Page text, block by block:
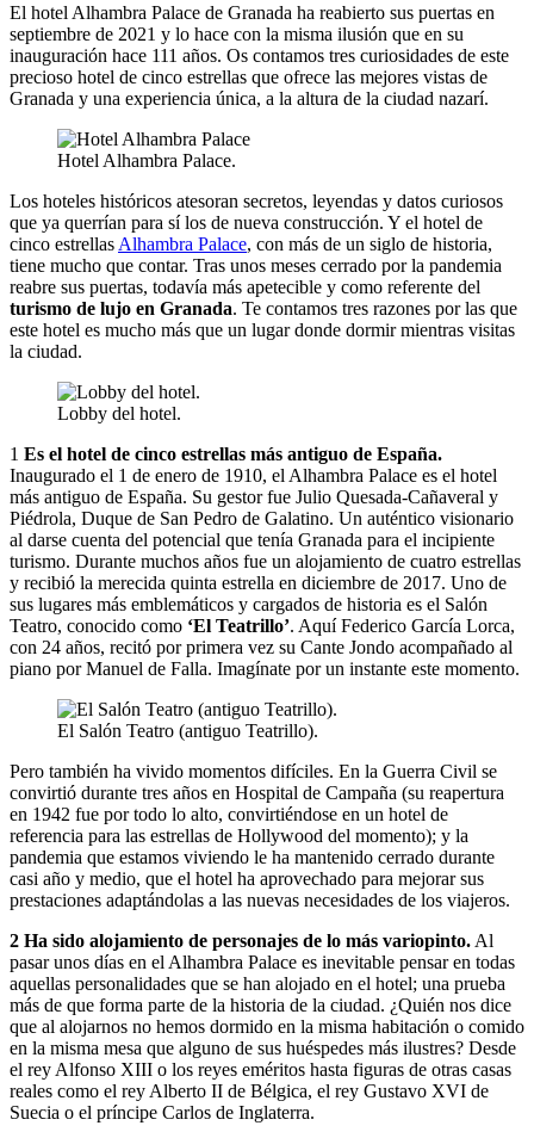
El hotel Alhambra Palace de Granada ha reabierto sus puertas en
septiembre de 2021 y lo hace con la misma ilusión que en su
inauguración hace 111 años. Os contamos tres curiosidades de este
precioso hotel de cinco estrellas que ofrece las mejores vistas de
Granada y una experiencia única, a la altura de la ciudad nazarí.
Hotel Alhambra Palace.
Los hoteles históricos atesoran secretos, leyendas y datos curiosos
que ya querrían para sí los de nueva construcción. Y el hotel de
cinco estrellas Alhambra Palace, con más de un siglo de historia,
tiene mucho que contar. Tras unos meses cerrado por la pandemia
reabre sus puertas, todavía más apetecible y como referente del
turismo de lujo en Granada. Te contamos tres razones por las que
este hotel es mucho más que un lugar donde dormir mientras visitas
la ciudad.
Lobby del hotel.
1 Es el hotel de cinco estrellas más antiguo de España.
Inaugurado el 1 de enero de 1910, el Alhambra Palace es el hotel
más antiguo de España. Su gestor fue Julio Quesada-Cañaveral y
Piédrola, Duque de San Pedro de Galatino. Un auténtico visionario
al darse cuenta del potencial que tenía Granada para el incipiente
turismo. Durante muchos años fue un alojamiento de cuatro estrellas
y recibió la merecida quinta estrella en diciembre de 2017. Uno de
sus lugares más emblemáticos y cargados de historia es el Salón
Teatro, conocido como ‘El Teatrillo’. Aquí Federico García Lorca,
con 24 años, recitó por primera vez su Cante Jondo acompañado al
piano por Manuel de Falla. Imagínate por un instante este momento.
El Salón Teatro (antiguo Teatrillo).
Pero también ha vivido momentos difíciles. En la Guerra Civil se
convirtió durante tres años en Hospital de Campaña (su reapertura
en 1942 fue por todo lo alto, convirtiéndose en un hotel de
referencia para las estrellas de Hollywood del momento); y la
pandemia que estamos viviendo le ha mantenido cerrado durante
casi año y medio, que el hotel ha aprovechado para mejorar sus
prestaciones adaptándolas a las nuevas necesidades de los viajeros.
2 Ha sido alojamiento de personajes de lo más variopinto. Al
pasar unos días en el Alhambra Palace es inevitable pensar en todas
aquellas personalidades que se han alojado en el hotel; una prueba
más de que forma parte de la historia de la ciudad. ¿Quién nos dice
que al alojarnos no hemos dormido en la misma habitación o comido
en la misma mesa que alguno de sus huéspedes más ilustres? Desde
el rey Alfonso XIII o los reyes eméritos hasta figuras de otras casas
reales como el rey Alberto II de Bélgica, el rey Gustavo XVI de
Suecia o el príncipe Carlos de Inglaterra.